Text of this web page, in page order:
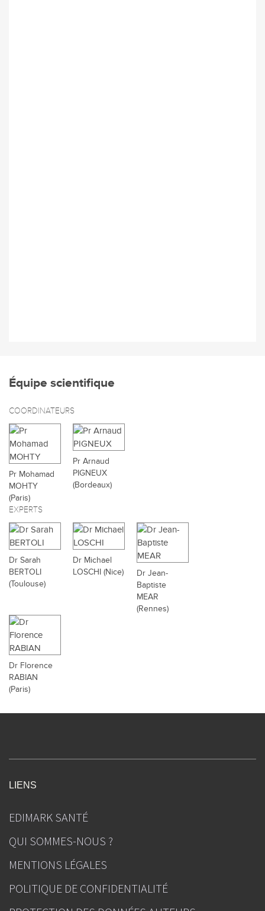
Équipe scientifique
COORDINATEURS
Pr Mohamad
MOHTY
(Paris)
Pr Arnaud
PIGNEUX
(Bordeaux)
EXPERTS
Dr Sarah
BERTOLI
(Toulouse)
Dr Michael
LOSCHI (Nice)
Dr Jean-
Baptiste
MEAR
(Rennes)
Dr Florence
RABIAN
(Paris)
LIENS
EDIMARK SANTÉ
QUI SOMMES-NOUS ?
MENTIONS LÉGALES
POLITIQUE DE CONFIDENTIALITÉ